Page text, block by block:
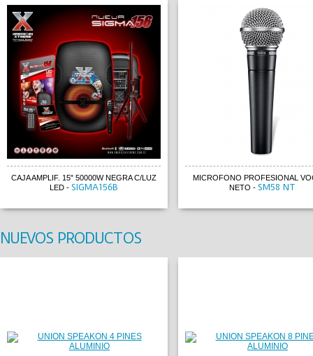
CAJA AMPLIF. 15" 50000W NEGRA C/LUZ
LED - SIGMA156B
MICROFONO PROFESIONAL
NETO - SM58 NT
NUEVOS PRODUCTOS